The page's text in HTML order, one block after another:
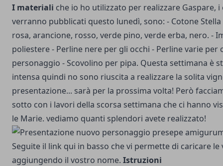
I materiali che io ho utilizzato per realizzare Gaspare, i
verranno pubblicati questo lunedì, sono: - Cotone
rosa, arancione, rosso, verde pino, verde erba, nero. -
poliestere - Perline nere per gli occhi - Perline varie per
personaggio - Scovolino per pipa. Questa settimana è
intensa quindi no sono riuscita a realizzare la solita
presentazione... sarà per la prossima volta! Però
sotto con i lavori della scorsa settimana che ci hanno
le Marie. vediamo quanti splendori avete realizzato!
Seguite il link qui in basso che vi permette di caricare
aggiungendo il vostro nome. Istruzioni